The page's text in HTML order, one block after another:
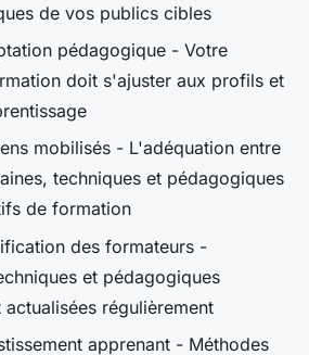
de vos publics cibles
pédagogique - Votre
doit s'ajuster aux profils et
mobilisés - L'adéquation entre
techniques et pédagogiques
de formation
des formateurs -
et pédagogiques
régulièrement
apprenant - Méthodes